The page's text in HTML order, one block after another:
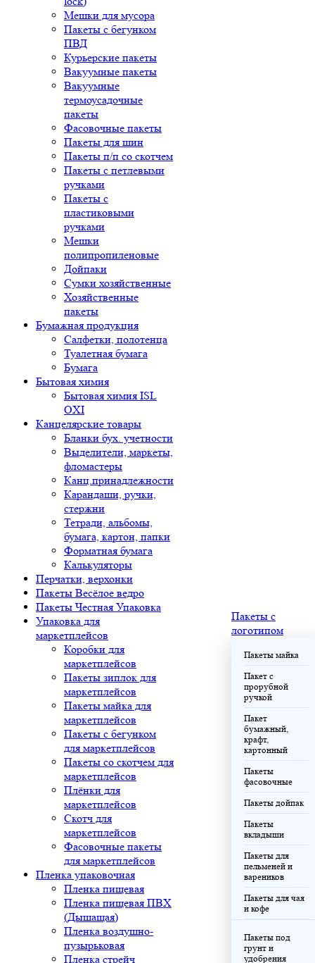
Мешки для мусора
Пакеты с бегунком
ПВД
Курьерские пакеты
Вакуумные пакеты
Вакуумные
термоусадочные
пакеты
Фасовочные пакеты
Пакеты для шин
Пакеты п/п со скотчем
Пакеты с петлевыми
ручками
Пакеты с
пластиковыми
ручками
Мешки
полипропиленовые
Дойпаки
Сумки хозяйственные
Хозяйственные
пакеты
Бумажная продукция
Салфетки, полотенца
Туалетная бумага
Бумага
Бытовая химия
Бытовая химия ISL
OXI
Канцелярские товары
Бланки бух. учетности
Выделители, маркеты,
фломастеры
Канц.принадлежности
Карандаши, ручки,
стержни
Тетради, альбомы,
бумага, картон, папки
Форматная бумага
Калькуляторы
Перчатки, верхонки
Пакеты Весёлое ведро
Пакеты Честная Упаковка
Упаковка для
маркетплейсов
Коробки для
маркетплейсов
Пакеты зиплок для
маркетплейсов
Пакеты майка для
маркетплейсов
Пакеты с бегунком
для маркетплейсов
Пакеты со скотчем для
маркетплейсов
Плёнки для
маркетплейсов
Скотч для
маркетплейсов
Фасовочные пакеты
для маркетплейсов
Пленка упаковочная
Пленка пищевая
Пленка пищевая ПВХ
(Дышащая)
Пленка воздушно-
пузырьковая
Пленка стрейч
Пакеты с
логотипом
Пакеты майка
Пакет с
прорубной
ручкой
Пакет
бумажный,
крафт,
картонный
Пакеты
фасовочные
Пакеты дойпак
Пакеты
вкладыши
Пакеты для
пельменей и
вареников
Пакеты для чая
и кофе
Пакеты под
грунт и
удобрения